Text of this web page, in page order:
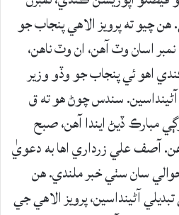
چيو ته پرويز الاهي پنجاب جو
اسان وٽ آهن، ان وٽ ناهن،
اهو ئي پنجاب جو وڏو وزير
آڻينداسين. سندس چوڻ هو ته ق
جو 12هين وڳي مبارڪ ڏيڻ ايندا آهن، صبح
آصف علي زرداري اها به دعويٰ
سان سٺي خبر ملندي. ھن
آڻينداسين، پرويز الاهي جي